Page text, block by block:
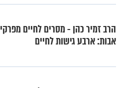
הרב זמיר כהן - מסרים לחיים מפרקי
אבות: ארבע גישות לחיים